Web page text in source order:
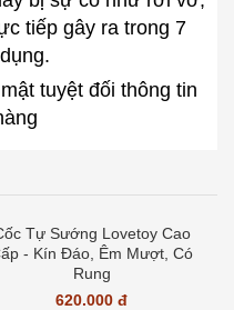
tiếp gây ra trong 7
tuyệt đối thông tin
Tự Sướng Lovetoy Cao
- Kín Đáo, Êm Mượt, Có
Rung
620.000 đ